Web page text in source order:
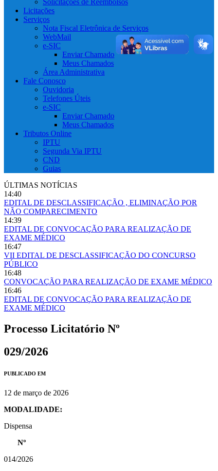
Solicitações de Reembolsos
Licitações
Serviços
Nota Fiscal Eletrônica de Serviços
WebMail
e-SIC
Enviar Chamado
Meus Chamados
Área Administrativa
Fale Conosco
Ouvidoria
Telefones Úteis
e-SIC
Enviar Chamado
Meus Chamados
Tributos Online
IPTU
Segunda Via IPTU
CND
Guias
ÚLTIMAS NOTÍCIAS
14:40
EDITAL DE DESCLASSIFICAÇÃO , ELIMINAÇÃO POR
NÃO COMPARECIMENTO
14:39
EDITAL DE CONVOCAÇÃO PARA REALIZAÇÃO DE
EXAME MÉDICO
16:47
VII EDITAL DE DESCLASSIFICAÇÃO DO CONCURSO
PÚBLICO
16:48
CONVOCAÇÃO PARA REALIZAÇÃO DE EXAME MÉDICO
16:46
EDITAL DE CONVOCAÇÃO PARA REALIZAÇÃO DE
EXAME MÉDICO
Processo Licitatório Nº
029/2026
PUBLICADO EM
12 de março de 2026
MODALIDADE:
Dispensa
Nº
014/2026